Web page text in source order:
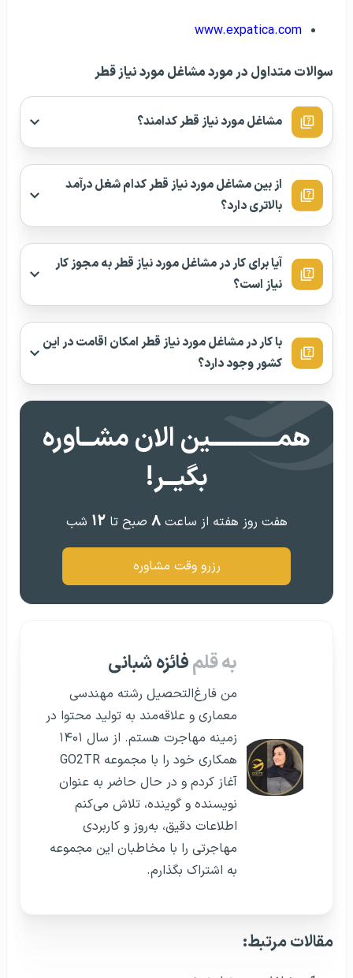
www.expatica.com
سوالات متداول در مورد مشاغل مورد نیاز قطر
مشاغل مورد نیاز قطر کدامند؟
از بین مشاغل مورد نیاز قطر کدام شغل درآمد
بالاتری دارد؟
آیا برای کار در مشاغل مورد نیاز قطر به مجوز کار
نیاز است؟
با کار در مشاغل مورد نیاز قطر امکان اقامت در این
کشور وجود دارد؟
همــــــــــــین الان مشــاوره
بگیــر!
هفت روز هفته از ساعت۸ صبح تا۱۲ شب
رزرو وقت مشاوره
به قلمفائزه شبانی
من فارغ‌التحصیل رشته مهندسی
معماری و علاقه‌مند به تولید محتوا در
زمینه مهاجرت هستم. از سال ۱۴۰۱
همکاری خود را با مجموعه GO2TR
آغاز کردم و در حال حاضر به عنوان
نویسنده و گوینده، تلاش می‌کنم
اطلاعات دقیق، به‌روز و کاربردی
مهاجرتی را با مخاطبان این مجموعه
به اشتراک بگذارم.
مقالات مرتبط: